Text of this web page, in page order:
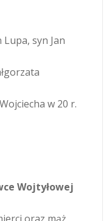
Lupa, syn Jan
w 20 r.
Wojtyłowej